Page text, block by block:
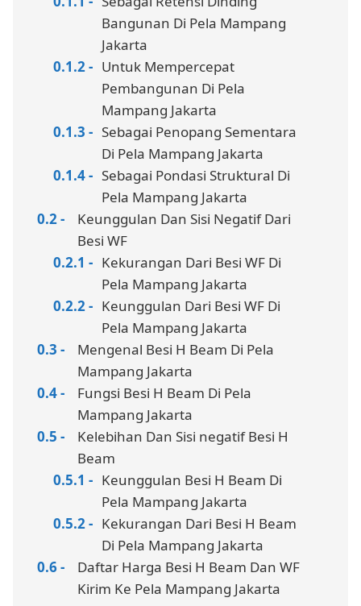
Bangunan Di Pela Mampang
Jakarta
Untuk Mempercepat
Pembangunan Di Pela
Mampang Jakarta
Sebagai Penopang Sementara
Di Pela Mampang Jakarta
Sebagai Pondasi Struktural Di
Pela Mampang Jakarta
Keunggulan Dan Sisi Negatif Dari
Besi WF
Kekurangan Dari Besi WF Di
Pela Mampang Jakarta
Keunggulan Dari Besi WF Di
Pela Mampang Jakarta
Mengenal Besi H Beam Di Pela
Mampang Jakarta
Fungsi Besi H Beam Di Pela
Mampang Jakarta
Kelebihan Dan Sisi negatif Besi H
Beam
Keunggulan Besi H Beam Di
Pela Mampang Jakarta
Kekurangan Dari Besi H Beam
Di Pela Mampang Jakarta
Daftar Harga Besi H Beam Dan WF
Kirim Ke Pela Mampang Jakarta